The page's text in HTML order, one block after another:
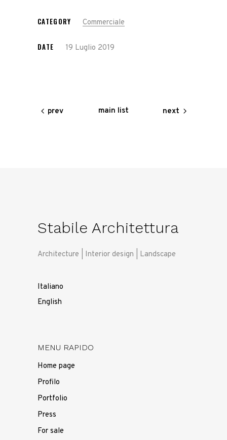
CATEGORY Commerciale
DATE 19 Luglio 2019
prev main list next
Stabile Architettura
Architecture | Interior design | Landscape
Italiano
English
MENU RAPIDO
Home page
Profilo
Portfolio
Press
For sale